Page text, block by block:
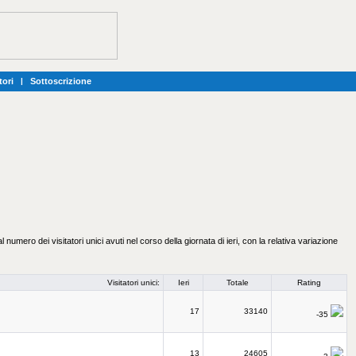
| Sottoscrizione
dei visitatori unici avuti nel corso della giornata di ieri, con la relativa variazione
Visitatori unici: Ieri Totale Rating
17 33140 -35
13 24605